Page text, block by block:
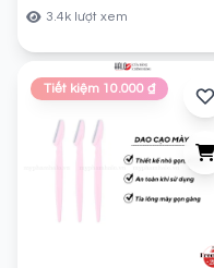
3.4k lượt xem
Tiết kiệm 10.000 ₫